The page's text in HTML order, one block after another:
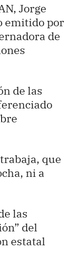
Jorge
emitido por
de
de las
que
ni a
las
del
estatal